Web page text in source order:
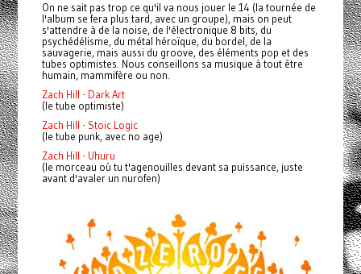
On ne sait pas trop ce qu'il va nous jouer le 14 (la tournée de
l'album se fera plus tard, avec un groupe), mais on peut
s'attendre à de la noise, de l'électronique 8 bits, du
psychédélisme, du métal héroïque, du bordel, de la
sauvagerie, mais aussi du groove, des éléments pop et des
tubes optimistes. Nous conseillons sa musique à tout être
humain, mammifère ou non.
Zach Hill - Dark Art
(le tube optimiste)
Zach Hill - Stoic Logic
(le tube punk, avec no age)
Zach Hill - Uhuru
(le morceau où tu t'agenouilles devant sa puissance, juste
avant d'avaler un nurofen)